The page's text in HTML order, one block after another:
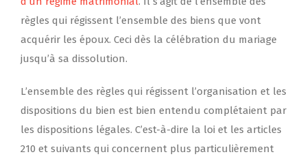
règles qui régissent l’ensemble des biens que vont
acquérir les époux. Ceci dès la célébration du mariage
jusqu’à sa dissolution.
L’ensemble des règles qui régissent l’organisation et les
dispositions du bien est bien entendu complétaient par
les dispositions légales. C’est-à-dire la loi et les articles
210 et suivants qui concernent plus particulièrement